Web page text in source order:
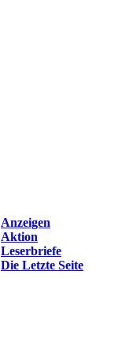
Anzeigen
Aktion
Leserbriefe
Die Letzte Seite